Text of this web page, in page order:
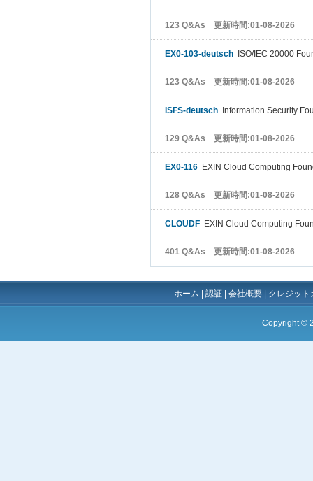
123 Q&As 更新時間:01-08-2026
EX0-103-deutsch ISO/IEC 20000
123 Q&As 更新時間:01-08-2026
ISFS-deutsch Information Security
129 Q&As 更新時間:01-08-2026
EX0-116 EXIN Cloud Computing
128 Q&As 更新時間:01-08-2026
CLOUDF EXIN Cloud Computing
401 Q&As 更新時間:01-08-2026
ホーム 認証 会社概要 クレジッ
Copyright ©